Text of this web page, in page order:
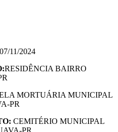
07/11/2024
RESIDÊNCIA BAIRRO
MORTUÁRIA MUNICIPAL
PR
CEMITÉRIO MUNICIPAL
PR